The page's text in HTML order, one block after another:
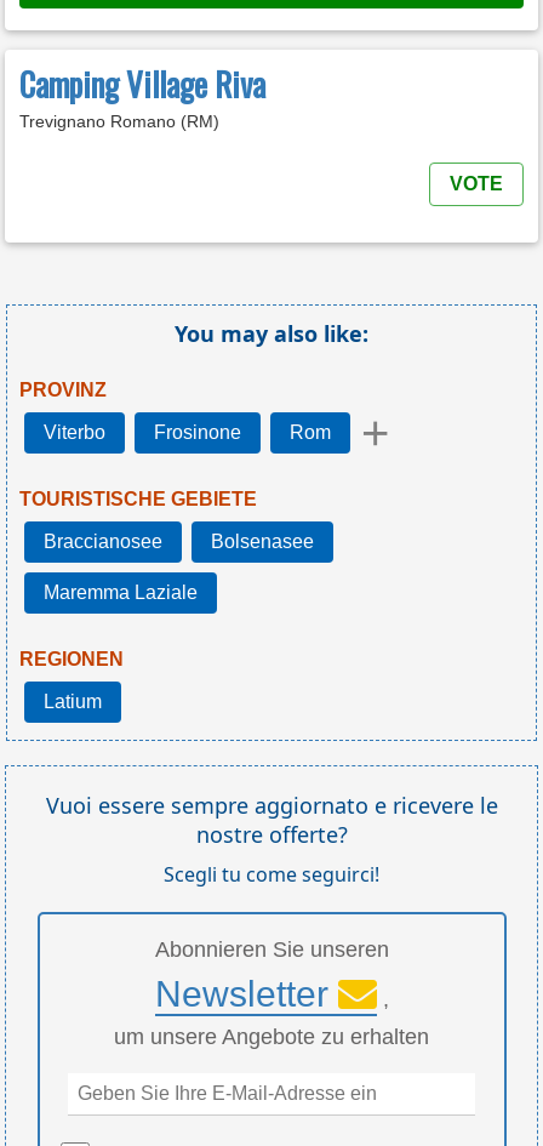
Camping Village Riva
Trevignano Romano (RM)
VOTE
You may also like:
PROVINZ
Viterbo Frosinone Rom +
TOURISTISCHE GEBIETE
Braccianosee Bolsenasee
Maremma Laziale
REGIONEN
Latium
Vuoi essere sempre aggiornato e ricevere le
nostre offerte?
Scegli tu come seguirci!
Abonnieren Sie unseren
Newsletter
,
um unsere Angebote zu erhalten